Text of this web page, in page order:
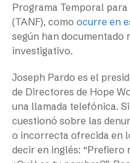
Programa Temporal para
(TANF), como ocurre en
según han documentado
investigativo.
Joseph Pardo es el
de Directores de Hope
una llamada telefónica.
cuestionó sobre las
o incorrecta ofrecida en
decir en inglés: “Prefiero